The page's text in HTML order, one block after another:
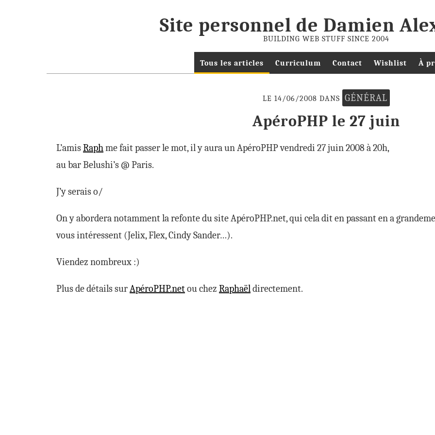
Site personnel de Damien
BUILDING WEB STUFF SINCE 2004
Tous les articles Curriculum Contact Wishlist À
LE 14/06/2008 DANS GÉNÉRAL
ApéroPHP le 27 juin
L’amisRaphme fait passer le mot, il y aura un ApéroPHP vendredi 27 juin 2008 à 20h,
au bar Belushi’s @ Paris.
J’y serais o/
On y abordera notamment la refonte du site ApéroPHP.net, qui cela dit en passant en a
vous intéressent (Jelix, Flex, Cindy Sander…).
Viendez nombreux :)
Plus de détails surApéroPHP.netou chez Raphaëldirectement.